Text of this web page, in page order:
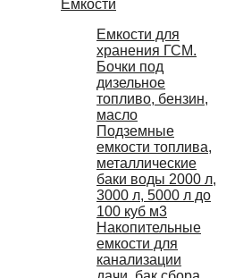
Емкости
Емкости для
хранения ГСМ.
Бочки под
дизельное
топливо, бензин,
масло
Подземные
емкости топлива,
металлические
баки воды 2000 л,
3000 л, 5000 л до
100 куб м3
Накопительные
емкости для
канализации